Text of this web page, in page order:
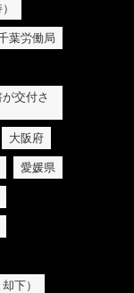
葉労働局
交付さ
大阪府
愛媛県
下）